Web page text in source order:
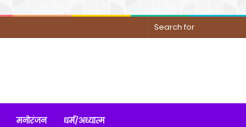
मनोरंजन धर्म/अध्यात्म